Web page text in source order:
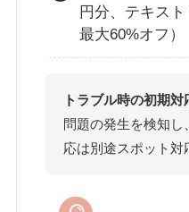
円分、テキス
最大60%オフ）
トラブル時の初期対
問題の発生を検知
応は別途スポット対